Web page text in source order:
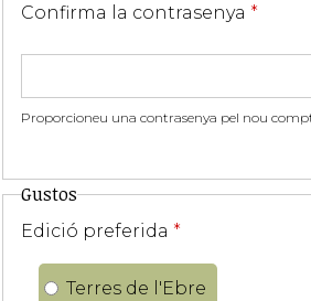
Confirma la contrasenya *
Proporcioneu una contrasenya pel nou
Gustos
Edició preferida *
Terres de l'Ebre